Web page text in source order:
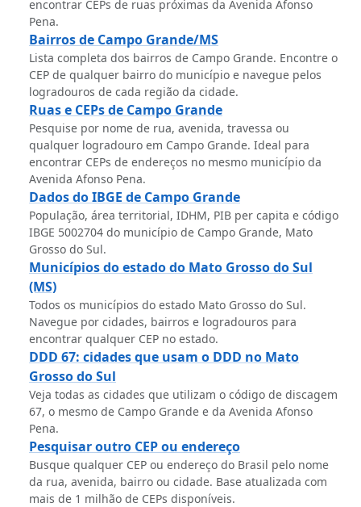
encontrar CEPs de ruas próximas da Avenida Afonso
Pena.
Bairros de Campo Grande/MS
Lista completa dos bairros de Campo Grande. Encontre o
CEP de qualquer bairro do município e navegue pelos
logradouros de cada região da cidade.
Ruas e CEPs de Campo Grande
Pesquise por nome de rua, avenida, travessa ou
qualquer logradouro em Campo Grande. Ideal para
encontrar CEPs de endereços no mesmo município da
Avenida Afonso Pena.
Dados do IBGE de Campo Grande
População, área territorial, IDHM, PIB per capita e código
IBGE 5002704 do município de Campo Grande, Mato
Grosso do Sul.
Municípios do estado do Mato Grosso do Sul
(MS)
Todos os municípios do estado Mato Grosso do Sul.
Navegue por cidades, bairros e logradouros para
encontrar qualquer CEP no estado.
DDD 67: cidades que usam o DDD no Mato
Grosso do Sul
Veja todas as cidades que utilizam o código de discagem
67, o mesmo de Campo Grande e da Avenida Afonso
Pena.
Pesquisar outro CEP ou endereço
Busque qualquer CEP ou endereço do Brasil pelo nome
da rua, avenida, bairro ou cidade. Base atualizada com
mais de 1 milhão de CEPs disponíveis.